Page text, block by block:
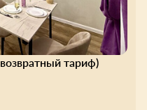
тариф)